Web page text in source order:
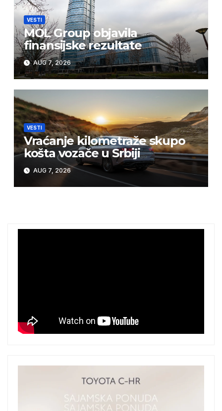
VESTI
MOL Group objavila
finansijske rezultate
AUG 7, 2026
VESTI
Vraćanje kilometraže skupo
košta vozače u Srbiji
AUG 7, 2026